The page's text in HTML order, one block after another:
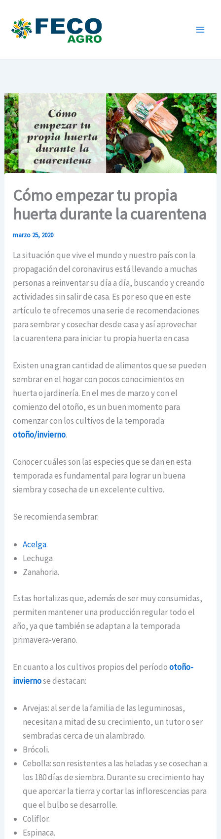
contenido
Cómo empezar tu propia
huerta durante la cuarentena
marzo 25, 2020
La situación que vive el mundo y nuestro país con la
propagación del coronavirus está llevando a muchas
personas a reinventar su día a día, buscando y creando
actividades sin salir de casa. Es por eso que en este
artículo te ofrecemos una serie de recomendaciones
para sembrar y cosechar desde casa y así aprovechar
la cuarentena para iniciar tu propia huerta en casa
Existen una gran cantidad de alimentos que se pueden
sembrar en el hogar con pocos conocimientos en
huerta o jardinería. En el mes de marzo y con el
comienzo del otoño, es un buen momento para
comenzar con los cultivos de la temporada
otoño/invierno.
Conocer cuáles son las especies que se dan en esta
temporada es fundamental para lograr un buena
siembra y cosecha de un excelente cultivo.
Se recomienda sembrar:
Acelga.
Lechuga
Zanahoria.
Estas hortalizas que, además de ser muy consumidas,
permiten mantener una producción regular todo el
año, ya que también se adaptan a la temporada
primavera-verano.
En cuanto a los cultivos propios del períodootoño-
inviernose destacan:
Arvejas: al ser de la familia de las leguminosas,
necesitan a mitad de su crecimiento, un tutor o ser
sembradas cerca de un alambrado.
Brócoli.
Cebolla: son resistentes a las heladas y se cosechan a
los 180 días de siembra. Durante su crecimiento hay
que aporcar la tierra y cortar las inflorescencias para
que el bulbo se desarrolle.
Coliflor.
Espinaca.